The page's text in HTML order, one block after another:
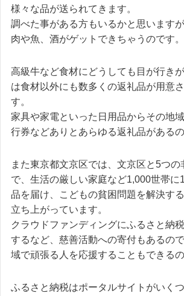
様々な品が送られてきます。
調べた事がある方もいるかと思います
肉や魚、酒がゲットできちゃうのです。
高級牛など食材にどうしても目が行き
は食材以外にも数多くの返礼品が用意
す。
家具や家電といった日用品からその地
行券などありとあらゆる返礼品があるの
また東京都文京区では、文京区と5つの
で、生活の厳しい家庭など1,000世帯に
品を届け、こどもの貧困問題を解決す
立ち上がっています。
クラウドファンディングにふるさと納
するなど、慈善活動への寄付もあるの
域で頑張る人を応援することもできるの
ふるさと納税はポータルサイトがいく